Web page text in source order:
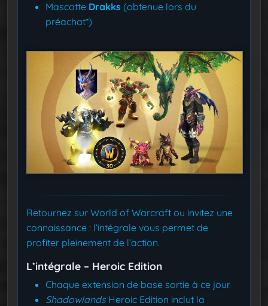
Mascotte Drakks (obtenue lors du
préachat*)
Retournez sur World of Warcraft ou invitez une
connaissance : l’intégrale vous permet de
profiter pleinement de l’action.
L’intégrale – Heroic Edition
Chaque extension de base sortie à ce jour.
ShadowlandsHeroic Edition inclut la